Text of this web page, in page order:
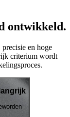
ontwikkeld.
en hoge
criterium wordt